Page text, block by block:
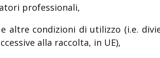
professionali,
altre condizioni di utilizzo (i.e.
alla raccolta, in UE),